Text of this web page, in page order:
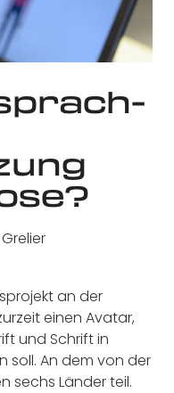
an der
einen Avatar,
und Schrift in
soll. An dem von der
sechs Länder teil.